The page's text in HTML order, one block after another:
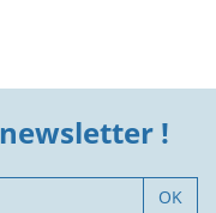
newsletter !
OK